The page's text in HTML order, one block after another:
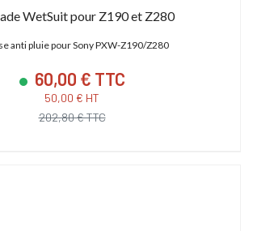
WetSuit pour Z190 et Z280
anti pluie pour Sony PXW-Z190/Z280
60,00 € TTC
50,00 € HT
202,80 € TTC